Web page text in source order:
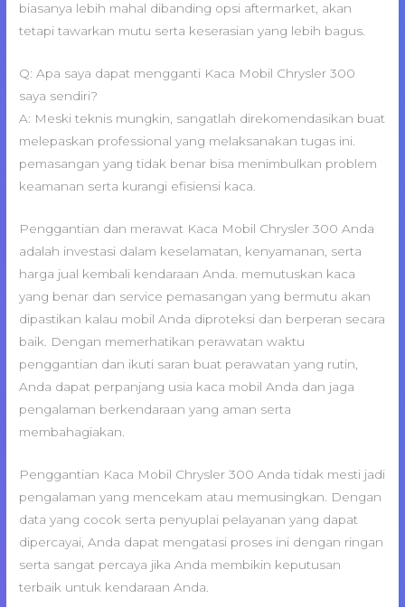
biasanya lebih mahal dibanding opsi aftermarket, akan
tetapi tawarkan mutu serta keserasian yang lebih bagus.
Q: Apa saya dapat mengganti Kaca Mobil Chrysler 300
saya sendiri?
A: Meski teknis mungkin, sangatlah direkomendasikan buat
melepaskan professional yang melaksanakan tugas ini.
pemasangan yang tidak benar bisa menimbulkan problem
keamanan serta kurangi efisiensi kaca.
Penggantian dan merawat Kaca Mobil Chrysler 300 Anda
adalah investasi dalam keselamatan, kenyamanan, serta
harga jual kembali kendaraan Anda. memutuskan kaca
yang benar dan service pemasangan yang bermutu akan
dipastikan kalau mobil Anda diproteksi dan berperan secara
baik. Dengan memerhatikan perawatan waktu
penggantian dan ikuti saran buat perawatan yang rutin,
Anda dapat perpanjang usia kaca mobil Anda dan jaga
pengalaman berkendaraan yang aman serta
membahagiakan.
Penggantian Kaca Mobil Chrysler 300 Anda tidak mesti jadi
pengalaman yang mencekam atau memusingkan. Dengan
data yang cocok serta penyuplai pelayanan yang dapat
dipercayai, Anda dapat mengatasi proses ini dengan ringan
serta sangat percaya jika Anda membikin keputusan
terbaik untuk kendaraan Anda.